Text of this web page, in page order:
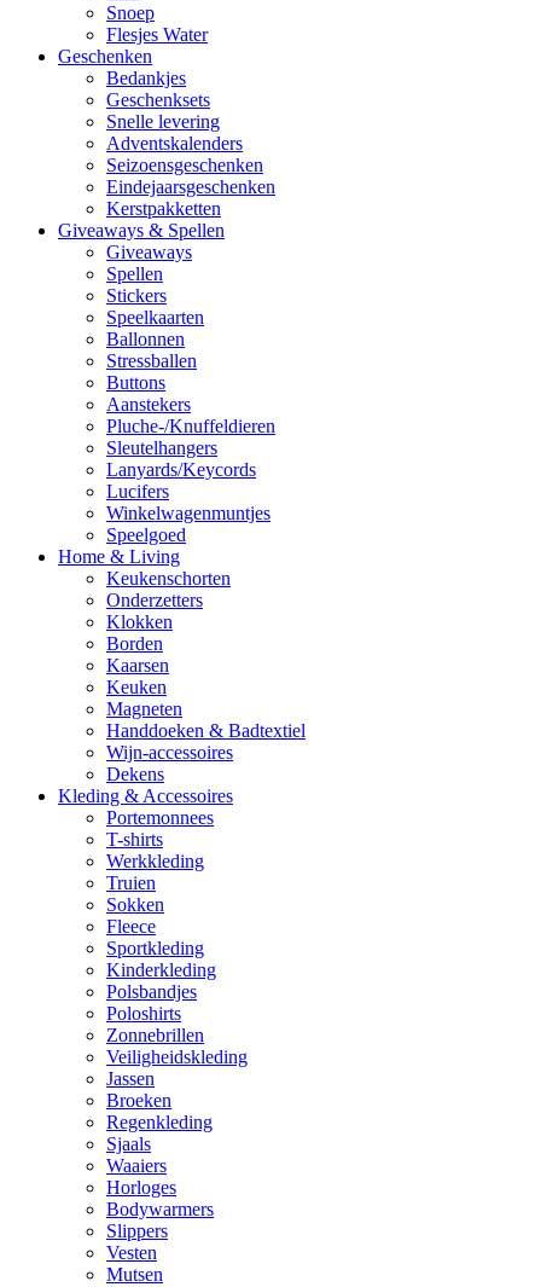
Snoep
Flesjes Water
Geschenken
Bedankjes
Geschenksets
Snelle levering
Adventskalenders
Seizoensgeschenken
Eindejaarsgeschenken
Kerstpakketten
Giveaways & Spellen
Giveaways
Spellen
Stickers
Speelkaarten
Ballonnen
Stressballen
Buttons
Aanstekers
Pluche-/Knuffeldieren
Sleutelhangers
Lanyards/Keycords
Lucifers
Winkelwagenmuntjes
Speelgoed
Home & Living
Keukenschorten
Onderzetters
Klokken
Borden
Kaarsen
Keuken
Magneten
Handdoeken & Badtextiel
Wijn-accessoires
Dekens
Kleding & Accessoires
Portemonnees
T-shirts
Werkkleding
Truien
Sokken
Fleece
Sportkleding
Kinderkleding
Polsbandjes
Poloshirts
Zonnebrillen
Veiligheidskleding
Jassen
Broeken
Regenkleding
Sjaals
Waaiers
Horloges
Bodywarmers
Slippers
Vesten
Mutsen